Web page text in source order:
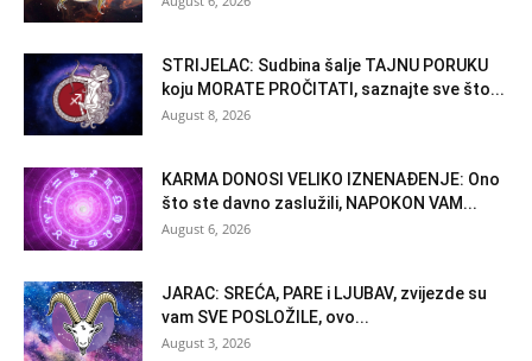
STRIJELAC: Sudbina šalje TAJNU PORUKU
koju MORATE PROČITATI, saznajte sve što...
August 8, 2026
KARMA DONOSI VELIKO IZNENAĐENJE: Ono
što ste davno zaslužili, NAPOKON VAM...
August 6, 2026
JARAC: SREĆA, PARE i LJUBAV, zvijezde su
vam SVE POSLOŽILE, ovo...
August 3, 2026